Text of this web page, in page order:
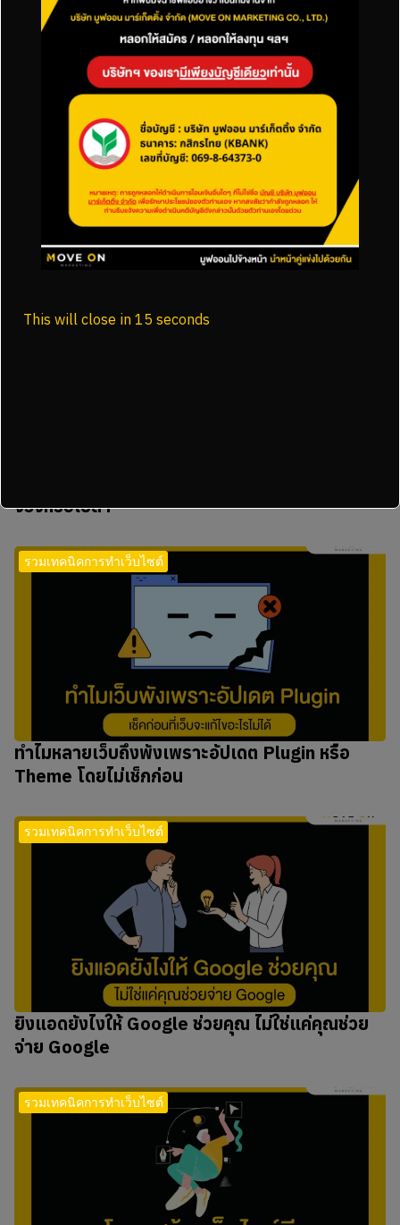
รวมเทคนิคการทำเว็บไซต์
ออกแบบเว็บไซต์ WordPress ต้องเตรียมอะไร
บ้าง? คู่มือสำหรับมือใหม่ให้เว็บพร้อมใช้งานจริง
จริงหรือเปล่า
รวมเทคนิคการทำเว็บไซต์
ทำไมหลายเว็บถึงพังเพราะอัปเดต Plugin หรือ
Theme โดยไม่เช็กก่อน
รวมเทคนิคการทำเว็บไซต์
ยิงแอดยังไงให้ Google ช่วยคุณ ไม่ใช่แค่คุณช่วย
จ่าย Google
รวมเทคนิคการทำเว็บไซต์
This will close in 15 seconds